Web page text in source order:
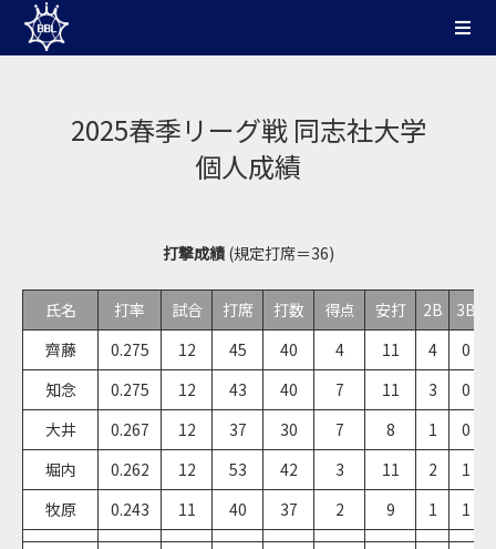
2025春季リーグ戦 同志社大学
個人成績
打撃成績(規定打席＝36)
氏名 打率 試合 打席 打数 得点 安打 2B 3B
齊藤
0.275 12 45 40 4 11 4
0
知念
0.275 12 43 40 7 11 3
0
大井
0.267 12 37 30 7 8 1
0
堀内
0.262 12 53 42 3 11 2
1
牧原
0.243 11 40 37 2 9 1 1